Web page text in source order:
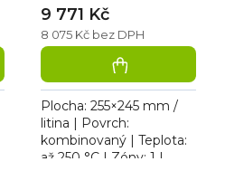
8 075 Kč bez DPH
9 771 Kč
Plocha: 255×245 mm /
litina | Povrch:
kombinovaný | Teplota:
až 250 °C | Zóny: 1 |